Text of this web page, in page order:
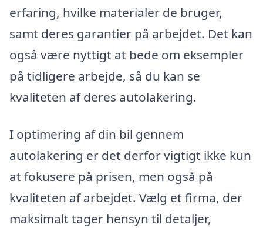
erfaring, hvilke materialer de bruger,
samt deres garantier på arbejdet. Det kan
også være nyttigt at bede om eksempler
på tidligere arbejde, så du kan se
kvaliteten af deres autolakering.
I optimering af din bil gennem
autolakering er det derfor vigtigt ikke kun
at fokusere på prisen, men også på
kvaliteten af arbejdet. Vælg et firma, der
maksimalt tager hensyn til detaljer,